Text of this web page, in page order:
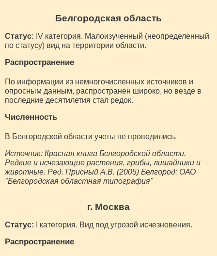
Белгородская область
Статус: IV категория. Малоизученный (неопределенный
по статусу) вид на территории области.
Распространение
По информации из немногочисленных источников и
опросным данным, распространен широко, но везде в
последние десятилетия стал редок.
Численность
В Белгородской области учеты не проводились.
Источник: Красная книга Белгородской области.
Редкие и исчезающие растения, грибы, лишайники и
животные. Ред. Присный А.В. (2005) Белгород: ОАО
"Белгородская областная типография"
г. Москва
Статус: I категория. Вид под угрозой исчезновения.
Распространение